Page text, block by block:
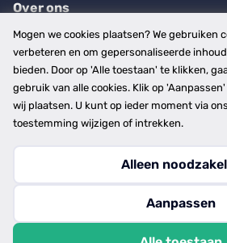
Over ons
Bedrijfsgegevens
Werkwijze
Overzichten
Plaatsen
Provincies
Copyright © 2026
privacy- en cookiebeleid
Mogen we cookies plaatsen? We gebruiken
verbeteren en om gepersonaliseerde
bieden. Door op 'Alle toestaan' te klikken,
gebruik van alle cookies. Klik op
wij plaatsen. U kunt op ieder moment via ons
toestemming wijzigen of intrekken.
Alleen
Aanpassen